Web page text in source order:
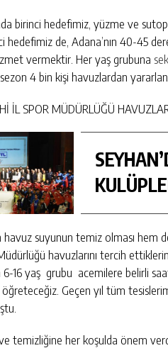
birinci hedefimiz, yüzme ve
hedefimiz de, Adana’nın 40-45
vermektir. Her yaş grubuna
4 bin kişi havuzlardan
İL SPOR MÜDÜRLÜĞÜ
suyunun temiz olması hem
havuzlarını tercih
16 yaş grubu acemilere belirli
Geçen yıl tüm
temizliğine her koşulda önem